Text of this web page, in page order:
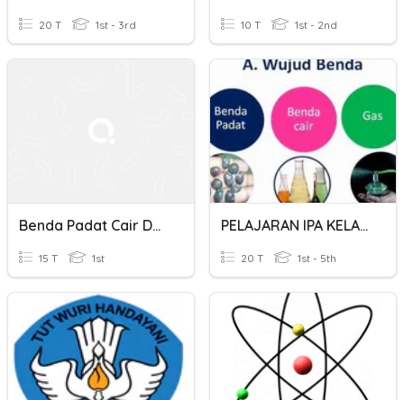
20 T 1st - 3rd 10 T 1st - 2nd
Benda Padat Cair Dan Gas
15 T 1st
PELAJARAN IPA KELAS 5 TENTANG WUJUD BENDA PADAT, CAIR & GAS
20 T 1st - 5th